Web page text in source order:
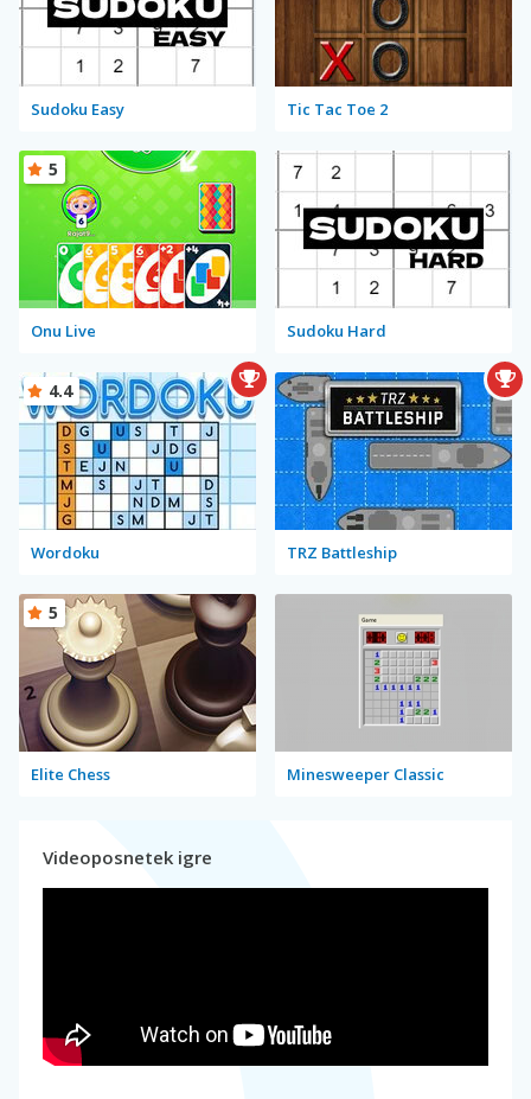
Sudoku Easy Tic Tac Toe 2
Onu Live
5
Sudoku Hard
Wordoku
4.4
TRZ Battleship
Elite Chess
5
Minesweeper Classic
Videoposnetek igre